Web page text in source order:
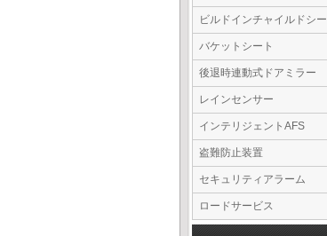
ビルドインチャイルドシー
バケットシート
後退時連動式ドアミラー
レインセンサー
インテリジェントAFS
盗難防止装置
セキュリティアラーム
ロードサービス